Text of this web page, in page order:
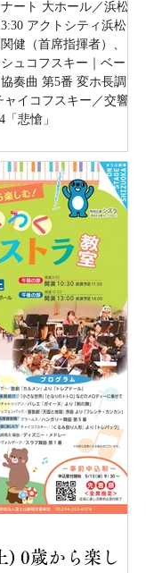
ート 大ホール／浜松公
アクトシティ浜松 中
健（首席指揮者）、ピ
ュコフスキー｜ベート
奏曲 第5番 変ホ長調
イコフスキー／交響曲
悲愴」
) 0歳から楽し